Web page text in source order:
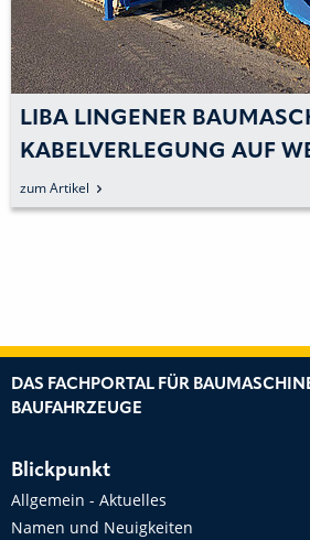
LIBA LINGENER
KABELVERLEGUNG AUF
MEISTERN
zum Artikel
DAS FACHPORTAL FÜR
BAUFAHRZEUGE
Blickpunkt
Allgemein - Aktuelles
Namen und Neuigkeiten